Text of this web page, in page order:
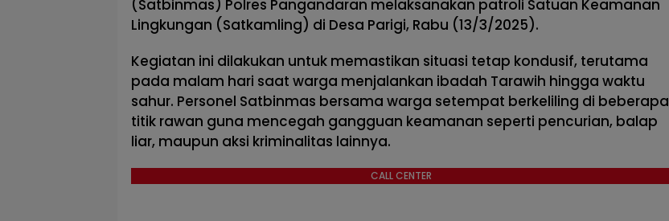
(Satbinmas) Polres Pangandaran melaksanakan patroli Satuan Keamanan
Lingkungan (Satkamling) di Desa Parigi, Rabu (13/3/2025).
Kegiatan ini dilakukan untuk memastikan situasi tetap kondusif, terutama
pada malam hari saat warga menjalankan ibadah Tarawih hingga waktu
sahur. Personel Satbinmas bersama warga setempat berkeliling di beberapa
titik rawan guna mencegah gangguan keamanan seperti pencurian, balap
liar, maupun aksi kriminalitas lainnya.
CALL CENTER